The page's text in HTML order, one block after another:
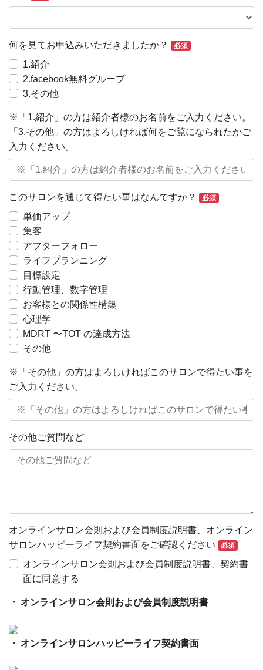
何を見てお申込みいただきましたか？ 必須
1.紹介
2.facebook無料グループ
3.その他
※「1.紹介」の方は紹介者様のお名前をご入力ください。
「3.その他」の方はよろしければ何をご覧になられたかご
入力ください。
このサロンを通じて得たい事はなんですか？ 必須
単価アップ
集客
アフターフォロー
ライフプランニング
目標設定
行動管理、数字管理
お客様との関係性構築
心理学
MDRT 〜TOT の達成方法
その他
※「その他」の方はよろしければこのサロンで得たい事を
ご入力ください。
その他ご質問など
オンラインサロン会則および会員制度説明書、オンライン
サロンハッピーライフ契約書面をご確認ください
必須
オンラインサロン会則および会員制度説明書、契約書
面に同意する
・ オンラインサロン会則および会員制度説明書
・ オンラインサロンハッピーライフ契約書面